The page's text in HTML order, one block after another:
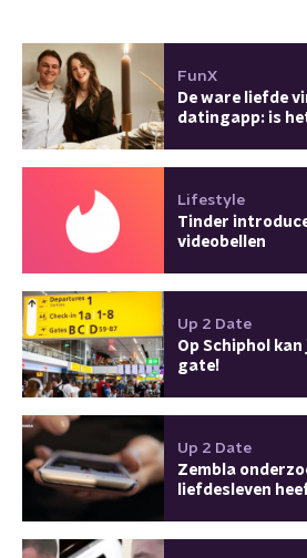
FunX
De ware liefde
datingapp: is
Lifestyle
Tinder
videobellen
Up 2 Date
Op Schiphol
gate!
Up 2 Date
Zembla
liefdesleven